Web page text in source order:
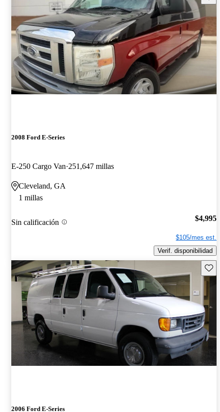
2008 Ford E-Series
E-250 Cargo Van 251,647 millas
Cleveland, GA
1 millas
Sin calificación $4,995
$105/mes est.
Verif. disponibilidad
2006 Ford E-Series